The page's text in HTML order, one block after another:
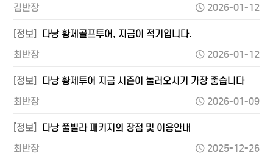
김반장
2026-01-12
[정보]
다낭 황제골프투어, 지금이 적기입니다.
최반장
2026-01-12
[정보]
다낭 황제투어 지금 시즌이 놀러오시기 가장 좋습니다
최반장
2026-01-09
[정보]
다낭 풀빌라 패키지의 장점 및 이용안내
최반장
2025-12-26